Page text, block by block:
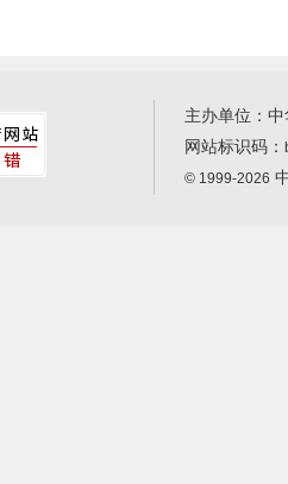
主办单位：
网站标识码：
© 1999-2026